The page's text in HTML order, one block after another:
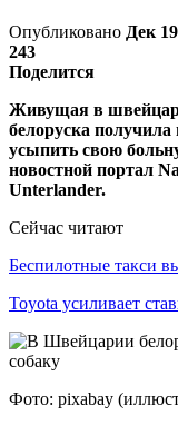
Опубликовано Дек
243
Поделится
Живущая в
белоруска получила
усыпить свою
новостной портал
Unterlander.
Сейчас читают
Беспилотные такси
Toyota усиливает
Фото: pixabay